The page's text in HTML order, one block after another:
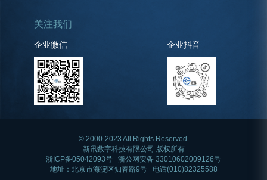
关注我们
企业微信 企业抖音
© 2000-2023 All Rights Reserved.
新讯数字科技有限公司 版权所有
浙ICP备05042093号
浙公网安备 33010602009126号
地址：北京市海淀区知春路9号 电话(010)82325588